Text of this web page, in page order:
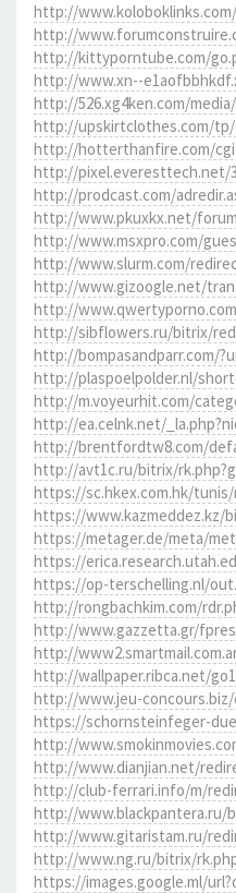
http://
http://
http://kittyporntube.com/
http://www.xn--
http://526.xg4ken.com/
http://upskirtclothes.com/tp/
http://hotterthanfire.com/
http://pixel.everesttech.net/
http://prodcast.com/
http://www.pkuxkx.net/
http://www.msxpro.com/
http://www.slurm.com/
http://www.gizoogle.net/
http://
http://sibflowers.ru/bitrix/
http://bompasandparr.com/
http://plaspoelpolder.nl/
http://m.voyeurhit.com/
http://ea.celnk.net/
http://brentfordtw8.com/
http://avt1c.ru/bitrix/
https://sc.hkex.com.hk/
https://www.kazmeddez.kz/
https://metager.de/meta/
https://
https://op-terschelling.nl/
http://rongbachkim.com/
http://www.gazzetta.gr/
http://
http://wallpaper.ribca.net/
http://www.jeu-concours.biz/
https://schornsteinfeger-
http://
http://www.dianjian.net/
http://club-ferrari.info/m/
http://www.blackpantera.ru/
http://www.gitaristam.ru/
http://www.ng.ru/bitrix/
https://images.google.ml/